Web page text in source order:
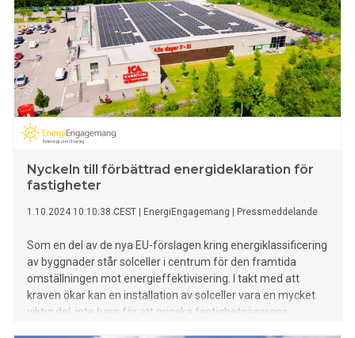
Nyckeln till förbättrad energideklaration för
fastigheter
1.10.2024 10:10:38 CEST EnergiEngagemang Pressmeddelande
Som en del av de nya EU-förslagen kring energiklassificering
av byggnader står solceller i centrum för den framtida
omställningen mot energieffektivisering. I takt med att
kraven ökar kan en installation av solceller vara en mycket
viktig del, inte bara för att minska fastighetsägarens